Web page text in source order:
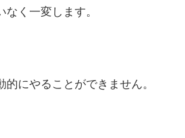
く一変します。
にやることができません。